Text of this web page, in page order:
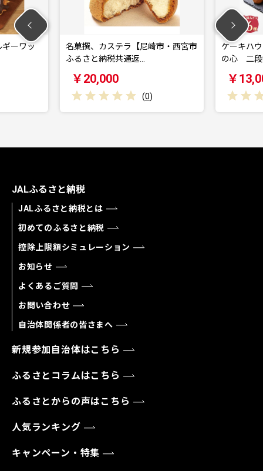
ーワッ
名菓撰、カステラ【尼崎市・西宮市
ふるさと納税共通返…
￥20,000
(0)
ケーキハ
の心 二段
￥
JALふるさと納税
JALふるさと納税とは
初めてのふるさと納税
控除上限額シミュレーション
お知らせ
よくあるご質問
お問い合わせ
自治体関係者の皆さまへ
新規参加自治体はこちら
ふるさとコラムはこちら
ふるさとからの声はこちら
人気ランキング
キャンペーン・特集